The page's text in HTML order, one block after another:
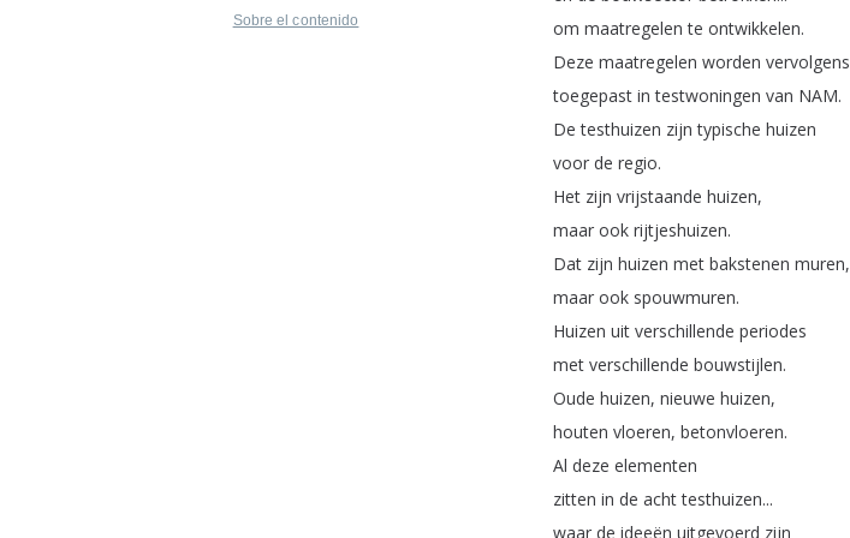
om maatregelen te ontwikkelen.
Deze maatregelen worden vervolgens
toegepast in testwoningen van NAM.
De testhuizen zijn typische huizen
voor de regio.
Het zijn vrijstaande huizen,
maar ook rijtjeshuizen.
Dat zijn huizen met bakstenen muren,
maar ook spouwmuren.
Huizen uit verschillende periodes
met verschillende bouwstijlen.
Oude huizen, nieuwe huizen,
houten vloeren, betonvloeren.
Al deze elementen
zitten in de acht testhuizen...
waar de ideeën uitgevoerd zijn
Sobre el contenido